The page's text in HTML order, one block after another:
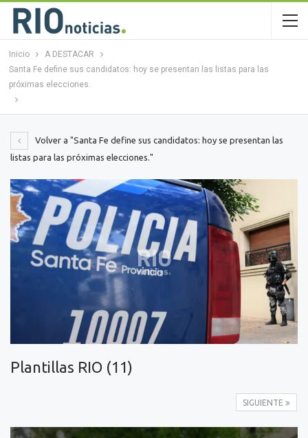
Inicio
A DESTACAR
Santa Fe define sus candidatos: hoy se presentan las listas para las
próximas elecciones.
Volver a "Santa Fe define sus candidatos: hoy se presentan las
listas para las próximas elecciones."
Plantillas RIO (11)
SIGUIENTE